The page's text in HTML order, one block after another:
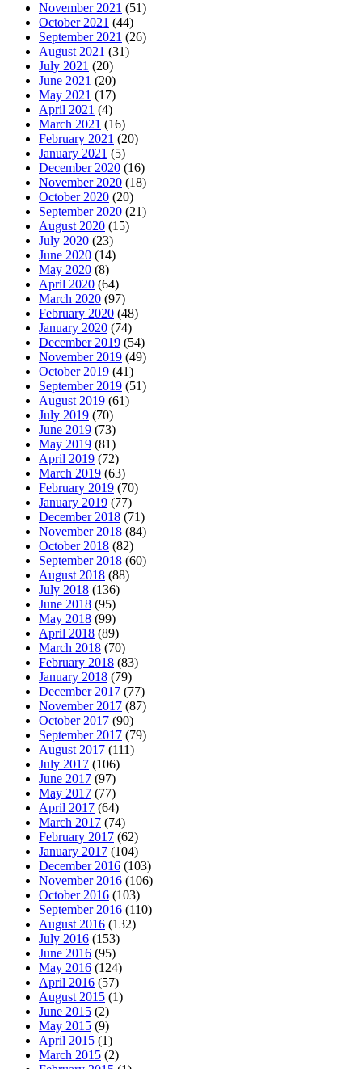
November 2021 (51)
October 2021 (44)
September 2021 (26)
August 2021 (31)
July 2021 (20)
June 2021 (20)
May 2021 (17)
April 2021 (4)
March 2021 (16)
February 2021 (20)
January 2021 (5)
December 2020 (16)
November 2020 (18)
October 2020 (20)
September 2020 (21)
August 2020 (15)
July 2020 (23)
June 2020 (14)
May 2020 (8)
April 2020 (64)
March 2020 (97)
February 2020 (48)
January 2020 (74)
December 2019 (54)
November 2019 (49)
October 2019 (41)
September 2019 (51)
August 2019 (61)
July 2019 (70)
June 2019 (73)
May 2019 (81)
April 2019 (72)
March 2019 (63)
February 2019 (70)
January 2019 (77)
December 2018 (71)
November 2018 (84)
October 2018 (82)
September 2018 (60)
August 2018 (88)
July 2018 (136)
June 2018 (95)
May 2018 (99)
April 2018 (89)
March 2018 (70)
February 2018 (83)
January 2018 (79)
December 2017 (77)
November 2017 (87)
October 2017 (90)
September 2017 (79)
August 2017 (111)
July 2017 (106)
June 2017 (97)
May 2017 (77)
April 2017 (64)
March 2017 (74)
February 2017 (62)
January 2017 (104)
December 2016 (103)
November 2016 (106)
October 2016 (103)
September 2016 (110)
August 2016 (132)
July 2016 (153)
June 2016 (95)
May 2016 (124)
April 2016 (57)
August 2015 (1)
June 2015 (2)
May 2015 (9)
April 2015 (1)
March 2015 (2)